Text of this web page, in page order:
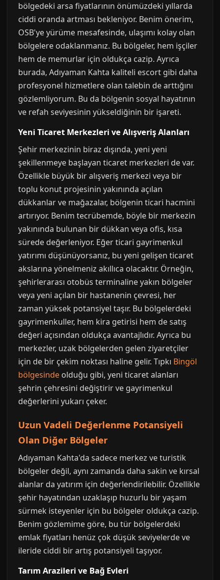
bölgedeki arsa fiyatlarının önümüzdeki yıllarda
ciddi oranda artması bekleniyor. Benim önerim,
OSB'ye yürüme mesafesinde, ulaşımı kolay olan
bölgelere odaklanmanız. Bu bölgeler, hem işçiler
hem de memurlar için oldukça cazip. Ayrıca
burada, Adıyaman Kahta kaliteli escort gibi daha
profesyonel hizmetlere olan talebin de arttığını
gözlemliyorum. Bu da bölgenin sosyal hayatının
ve refah seviyesinin yükseldiğinin bir işareti.
Yeni Ticaret Merkezleri ve Alışveriş Alanları
Şehir merkezinin biraz dışında, yeni yeni
şekillenmeye başlayan ticaret merkezleri de var.
Özellikle büyük bir alışveriş merkezi veya bir
toplu konut projesinin yakınında açılan
dükkanlar ve mağazalar, bölgenin ticari hacmini
artırıyor. Benim tecrübemde, böyle bir merkezin
yakınında bulunan bir dükkan veya ofis, kısa
sürede değerleniyor. Eğer ticari gayrimenkul
yatırımı düşünüyorsanız, bu yeni gelişen ticaret
akslarına yönelmeniz akıllıca olacaktır. Örneğin,
şehirlerarası otobüs terminaline yakın bölgeler
veya yeni açılan bir hastanenin çevresi, her
zaman yüksek potansiyel taşır. Bu bölgelerdeki
gayrimenkuller, hem kira getirisi hem de satış
değeri açısından oldukça avantajlıdır. Ayrıca bu
merkezler, uzak bölgelerden gelen ziyaretçiler
için de bir çekim noktası haline gelir. Tıpkı Bingöl
bölgesinde olduğu gibi, yeni ticaret alanları
şehrin çehresini değiştirir ve gayrimenkul
değerlerini yukarı çeker.
Uzun Vadeli Değerlenme Potansiyeli
Olan Diğer Bölgeler
Adıyaman Kahta'da sadece merkez ve turistik
bölgeler değil, aynı zamanda daha sakin ve kırsal
alanlar da yatırım için değerlendirilebilir. Özellikle
şehir hayatından uzaklaşıp huzurlu bir yaşam
sürmek isteyenler için bu bölgeler oldukça cazip.
Benim gözlemime göre, bu tür bölgelerdeki
emlak fiyatları henüz çok düşük seviyelerde ve
ileride ciddi bir artış potansiyeli taşıyor.
Tarım Arazileri ve Bağ Evleri